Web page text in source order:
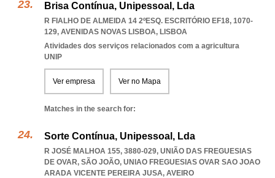
Brisa Contínua, Unipessoal, Lda
R FIALHO DE ALMEIDA 14 2ºESQ. ESCRITÓRIO EF18, 1070-
129, AVENIDAS NOVAS LISBOA, LISBOA
Atividades dos serviços relacionados com a agricultura
UNIP
Ver empresa Ver no Mapa
Matches in the search for:
Sorte Contínua, Unipessoal, Lda
R JOSÉ MALHOA 155, 3880-029, UNIÃO DAS FREGUESIAS
DE OVAR, SÃO JOÃO, UNIAO FREGUESIAS OVAR SAO JOAO
ARADA VICENTE PEREIRA JUSA, AVEIRO